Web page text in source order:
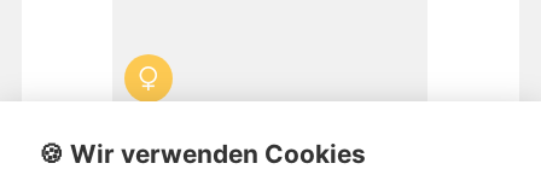
Primula
🍪 Wir verwenden Cookies